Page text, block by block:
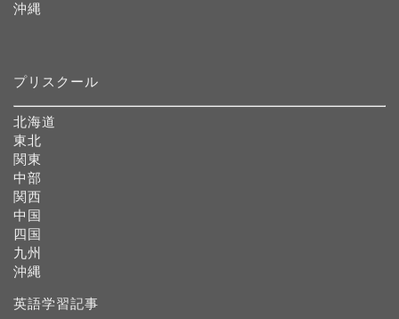
沖縄
プリスクール
北海道
東北
関東
中部
関西
中国
四国
九州
沖縄
英語学習記事